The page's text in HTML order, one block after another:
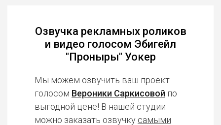
Озвучка рекламных роликов
и видео голосом Эбигейл
"Проныры" Уокер
Мы можем озвучить ваш проект
голосом Вероники Саркисовой по
выгодной цене! В нашей студии
можно заказать озвучку самыми